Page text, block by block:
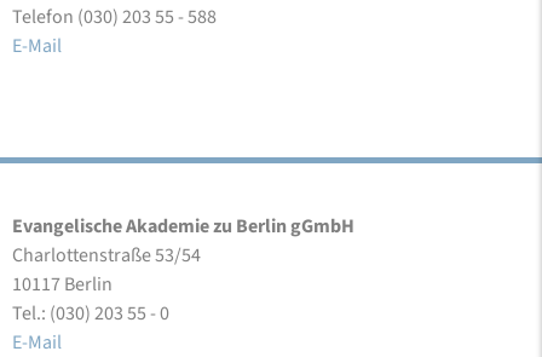
Telefon (030) 203 55 - 588
E-Mail
Evangelische Akademie zu Berlin gGmbH
Charlottenstraße 53/54
10117 Berlin
Tel.: (030) 203 55 - 0
E-Mail